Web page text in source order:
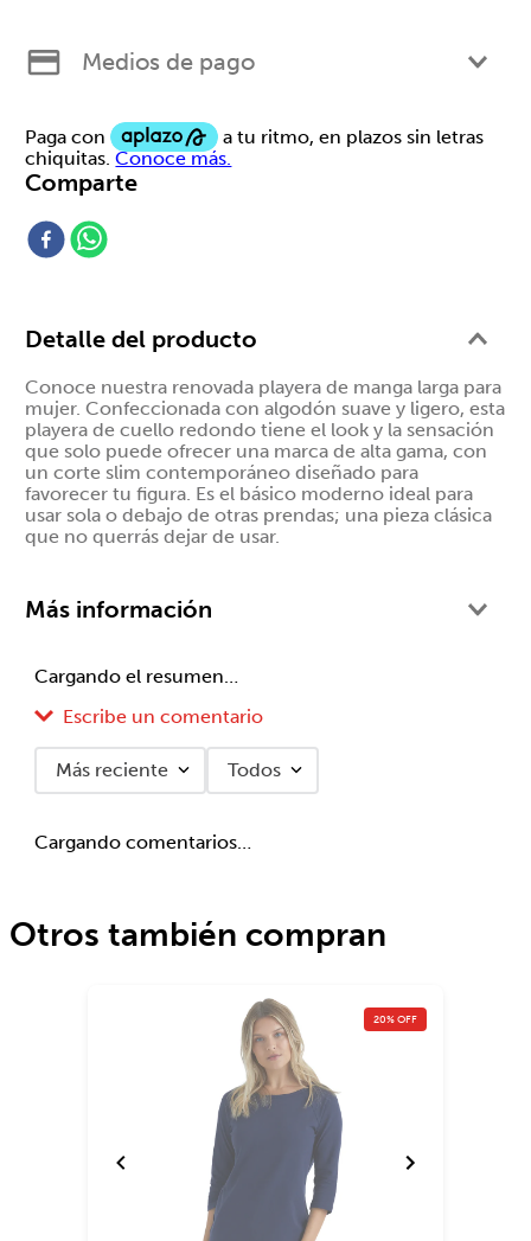
Medios de pago
Comparte
Detalle del producto
Conoce nuestra renovada playera de manga larga para
mujer. Confeccionada con algodón suave y ligero, esta
playera de cuello redondo tiene el look y la sensación
que solo puede ofrecer una marca de alta gama, con
un corte slim contemporáneo diseñado para
favorecer tu figura. Es el básico moderno ideal para
usar sola o debajo de otras prendas; una pieza clásica
que no querrás dejar de usar.
Más información
Cargando el resumen…
Escribe un comentario
Califica el producto de 1 a 5 estrellas
Dirección de email
Escribe un comentario
Más reciente Todos
Cargando comentarios…
Otros también compran
20% OFF